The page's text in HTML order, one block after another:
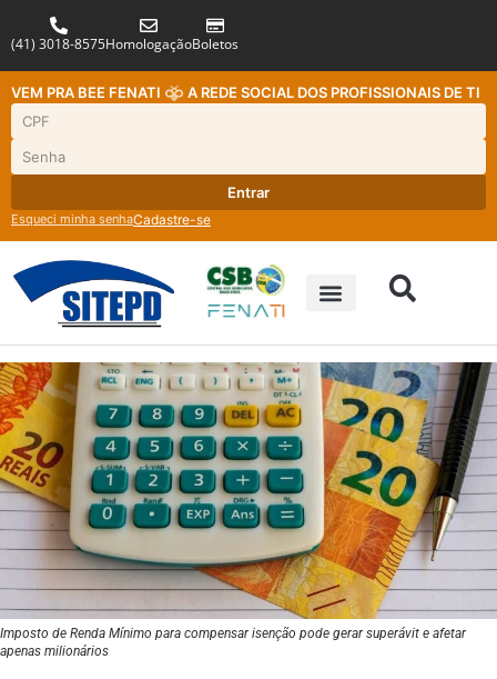
(41) 3018-8575HomologaçãoBoletos
VEM PRA BEE FENATI A REDE SOCIAL DOS PROFISSIONAIS DE TI
Entrar
Esqueci minha senhaCadastre-se
Imposto de Renda Mínimo para compensar isenção pode gerar superávit e afetar
apenas milionários